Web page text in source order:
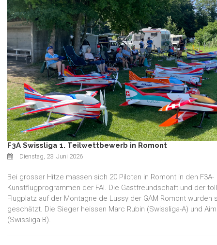
F3A Swissliga 1. Teilwettbewerb in Romont
Dienstag, 23. Juni 2026
Bei grosser Hitze massen sich 20 Piloten in Romont in den F3A-
Kunstflugprogrammen der FAI. Die Gastfreundschaft und der
Flugplatz auf der Montagne de Lussy der GAM Romont wurden
geschätzt. Die Sieger heissen Marc Rubin (Swissliga-A) und
(Swissliga-B).